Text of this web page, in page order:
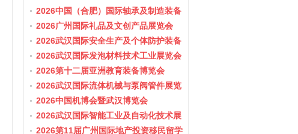
览会
2026中国（合肥）国际轴承及制造装备
展览会
2026广州国际礼品及文创产品展览会
2026武汉国际安全生产及个体防护装备
展览会
2026武汉国际发泡材料技术工业展览会
2026第十二届亚洲教育装备博览会
2026武汉国际流体机械与泵阀管件展览
会/阀门展
2026中国机博会暨武汉博览会
2026武汉国际智能工业及自动化技术展
览会
2026第11届广州国际地产投资移民留学